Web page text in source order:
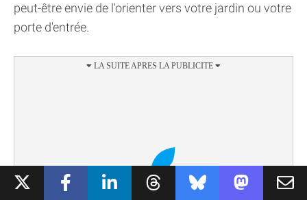
peut-être envie de l'orienter vers votre jardin ou votre
porte d'entrée.